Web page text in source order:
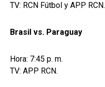
TV: RCN Fútbol y APP RCN.
Brasil vs. Paraguay
Hora: 7:45 p. m.
TV: APP RCN.